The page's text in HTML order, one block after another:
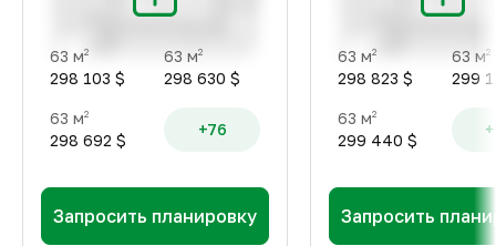
63 м2
298 103 $
63 м2
298 630 $
63 м2
298 692 $
+76
Запросить планировку
63 м2
298 823 $
63 м2
299
63 м2
299 440 $
Запросить